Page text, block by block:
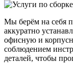
Мы берём на себя
аккуратно
офисную и
соблюдением
деталей, чтобы